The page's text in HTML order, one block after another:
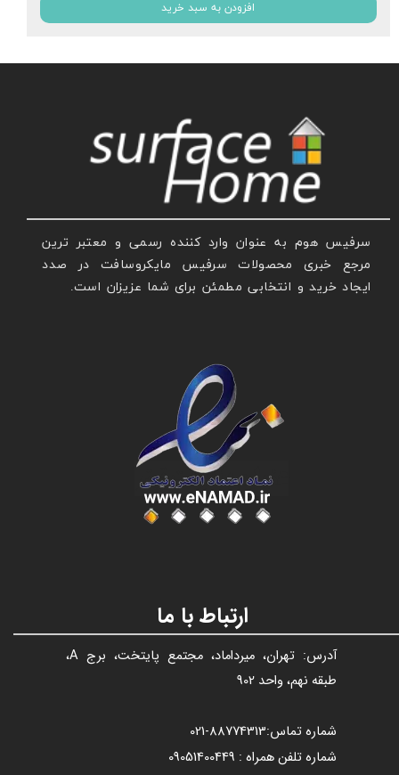
افزودن به سبد خرید
سرفیس هوم به عنوان وارد کننده رسمی و معتبر ترین
مرجع خبری محصولات سرفیس مایکروسافت در صدد
ایجاد خرید و انتخابی مطمئن برای شما عزیزان است.
عنوان با فونت تیتر
آدرس: تهران، میرداماد، مجتمع پایتخت، برج A،
طبقه نهم، واحد 902
شماره تماس:88774313​​​​​​​
-021​​​​​​​
شماره تلفن همراه : 09051400449
ارتباط با ما